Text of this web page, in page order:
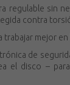
regulable sin
contra
trabajar mejor
de
el disco –